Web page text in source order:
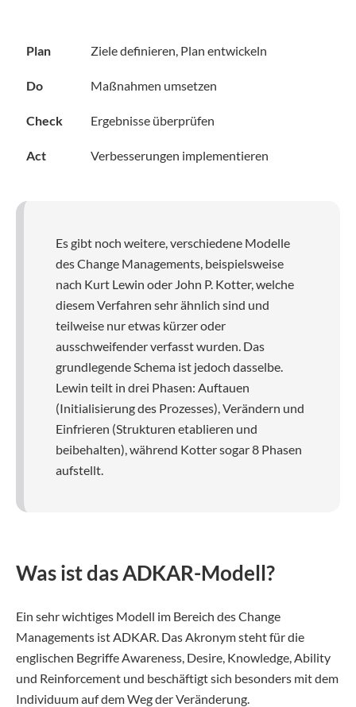
Plan Ziele definieren, Plan entwickeln
Do Maßnahmen umsetzen
Check Ergebnisse überprüfen
Act Verbesserungen implementieren
Es gibt noch weitere, verschiedene Modelle
des Change Managements, beispielsweise
nach Kurt Lewin oder John P. Kotter, welche
diesem Verfahren sehr ähnlich sind und
teilweise nur etwas kürzer oder
ausschweifender verfasst wurden. Das
grundlegende Schema ist jedoch dasselbe.
Lewin teilt in drei Phasen: Auftauen
(Initialisierung des Prozesses), Verändern und
Einfrieren (Strukturen etablieren und
beibehalten), während Kotter sogar 8 Phasen
aufstellt.
Was ist das ADKAR-Modell?
Ein sehr wichtiges Modell im Bereich des Change
Managements ist ADKAR. Das Akronym steht für die
englischen Begriffe Awareness, Desire, Knowledge, Ability
und Reinforcement und beschäftigt sich besonders mit dem
Individuum auf dem Weg der Veränderung.